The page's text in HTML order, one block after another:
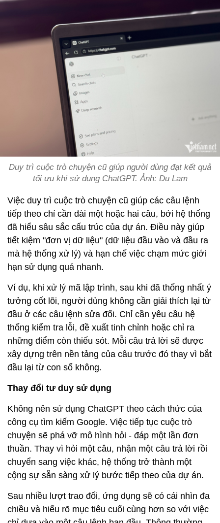
Duy trì cuộc trò chuyện cũ giúp người dùng đạt kết quả
tối ưu khi sử dụng ChatGPT. Ảnh: Du Lam
Việc duy trì cuộc trò chuyện cũ giúp các câu lệnh
tiếp theo chỉ cần dài một hoặc hai câu, bởi hệ thống
đã hiểu sâu sắc cấu trúc của dự án. Điều này giúp
tiết kiệm "đơn vị dữ liệu" (dữ liệu đầu vào và đầu ra
mà hệ thống xử lý) và hạn chế việc chạm mức giới
hạn sử dụng quá nhanh.
Ví dụ, khi xử lý mã lập trình, sau khi đã thống nhất ý
tưởng cốt lõi, người dùng không cần giải thích lại từ
đầu ở các câu lệnh sửa đổi. Chỉ cần yêu cầu hệ
thống kiểm tra lỗi, đề xuất tinh chỉnh hoặc chỉ ra
những điểm còn thiếu sót. Mỗi câu trả lời sẽ được
xây dựng trên nền tảng của câu trước đó thay vì bắt
đầu lại từ con số không.
Thay đổi tư duy sử dụng
Không nên sử dụng ChatGPT theo cách thức của
công cụ tìm kiếm Google. Việc tiếp tục cuộc trò
chuyện sẽ phá vỡ mô hình hỏi - đáp một lần đơn
thuần. Thay vì hỏi một câu, nhận một câu trả lời rồi
chuyển sang việc khác, hệ thống trở thành một
cộng sự sẵn sàng xử lý bước tiếp theo của dự án.
Sau nhiều lượt trao đổi, ứng dụng sẽ có cái nhìn đa
chiều và hiểu rõ mục tiêu cuối cùng hơn so với việc